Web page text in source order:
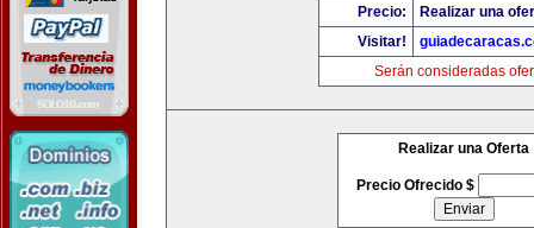
Precio:
Realizar una
Visitar!
Serán consideradas
Realizar una Oferta
Precio Ofrecido $